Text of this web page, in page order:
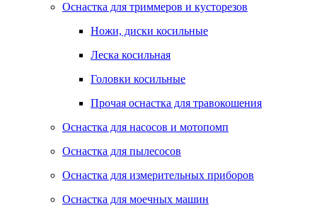
Оснастка для триммеров и кусторезов
Ножи, диски косильные
Леска косильная
Головки косильные
Прочая оснастка для травокошения
Оснастка для насосов и мотопомп
Оснастка для пылесосов
Оснастка для измерительных приборов
Оснастка для моечных машин